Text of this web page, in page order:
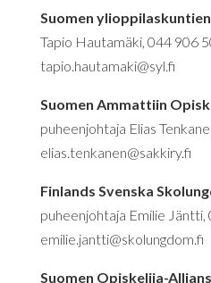
Suomen
Tapio Hautamäki, 044 906
tapio.hautamaki@syl.fi
Suomen Ammattiin
puheenjohtaja Elias
elias.tenkanen@sakkiry.fi
Finlands Svenska
puheenjohtaja Emilie Jäntti,
emilie.jantti@skolungdom.fi
Suomen Opiskelija-